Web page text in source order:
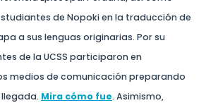
de Nopoki en la traducción de
a sus lenguas originarias. Por su
de la UCSS participaron en
medios de comunicación preparando
Mira cómo fue. Asimismo,